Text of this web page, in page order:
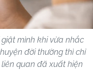
mình khi vừa nhắc
đời thường thì chỉ
quan đã xuất hiện